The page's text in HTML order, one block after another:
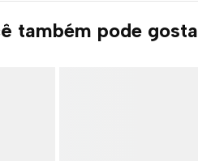
também pode